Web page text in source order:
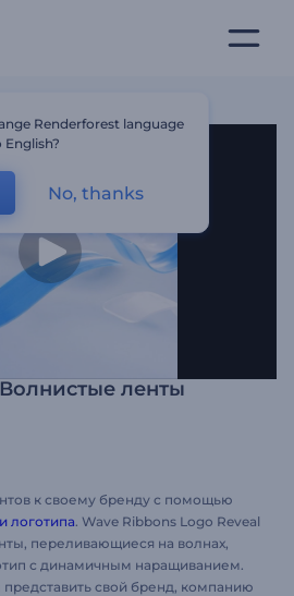
ленты
к своему бренду с помощью
логотипа. Wave Ribbons Logo Reveal
переливающиеся на волнах,
с динамичным наращиванием.
представить свой бренд, компанию
Renderforest language
English?
No, thanks